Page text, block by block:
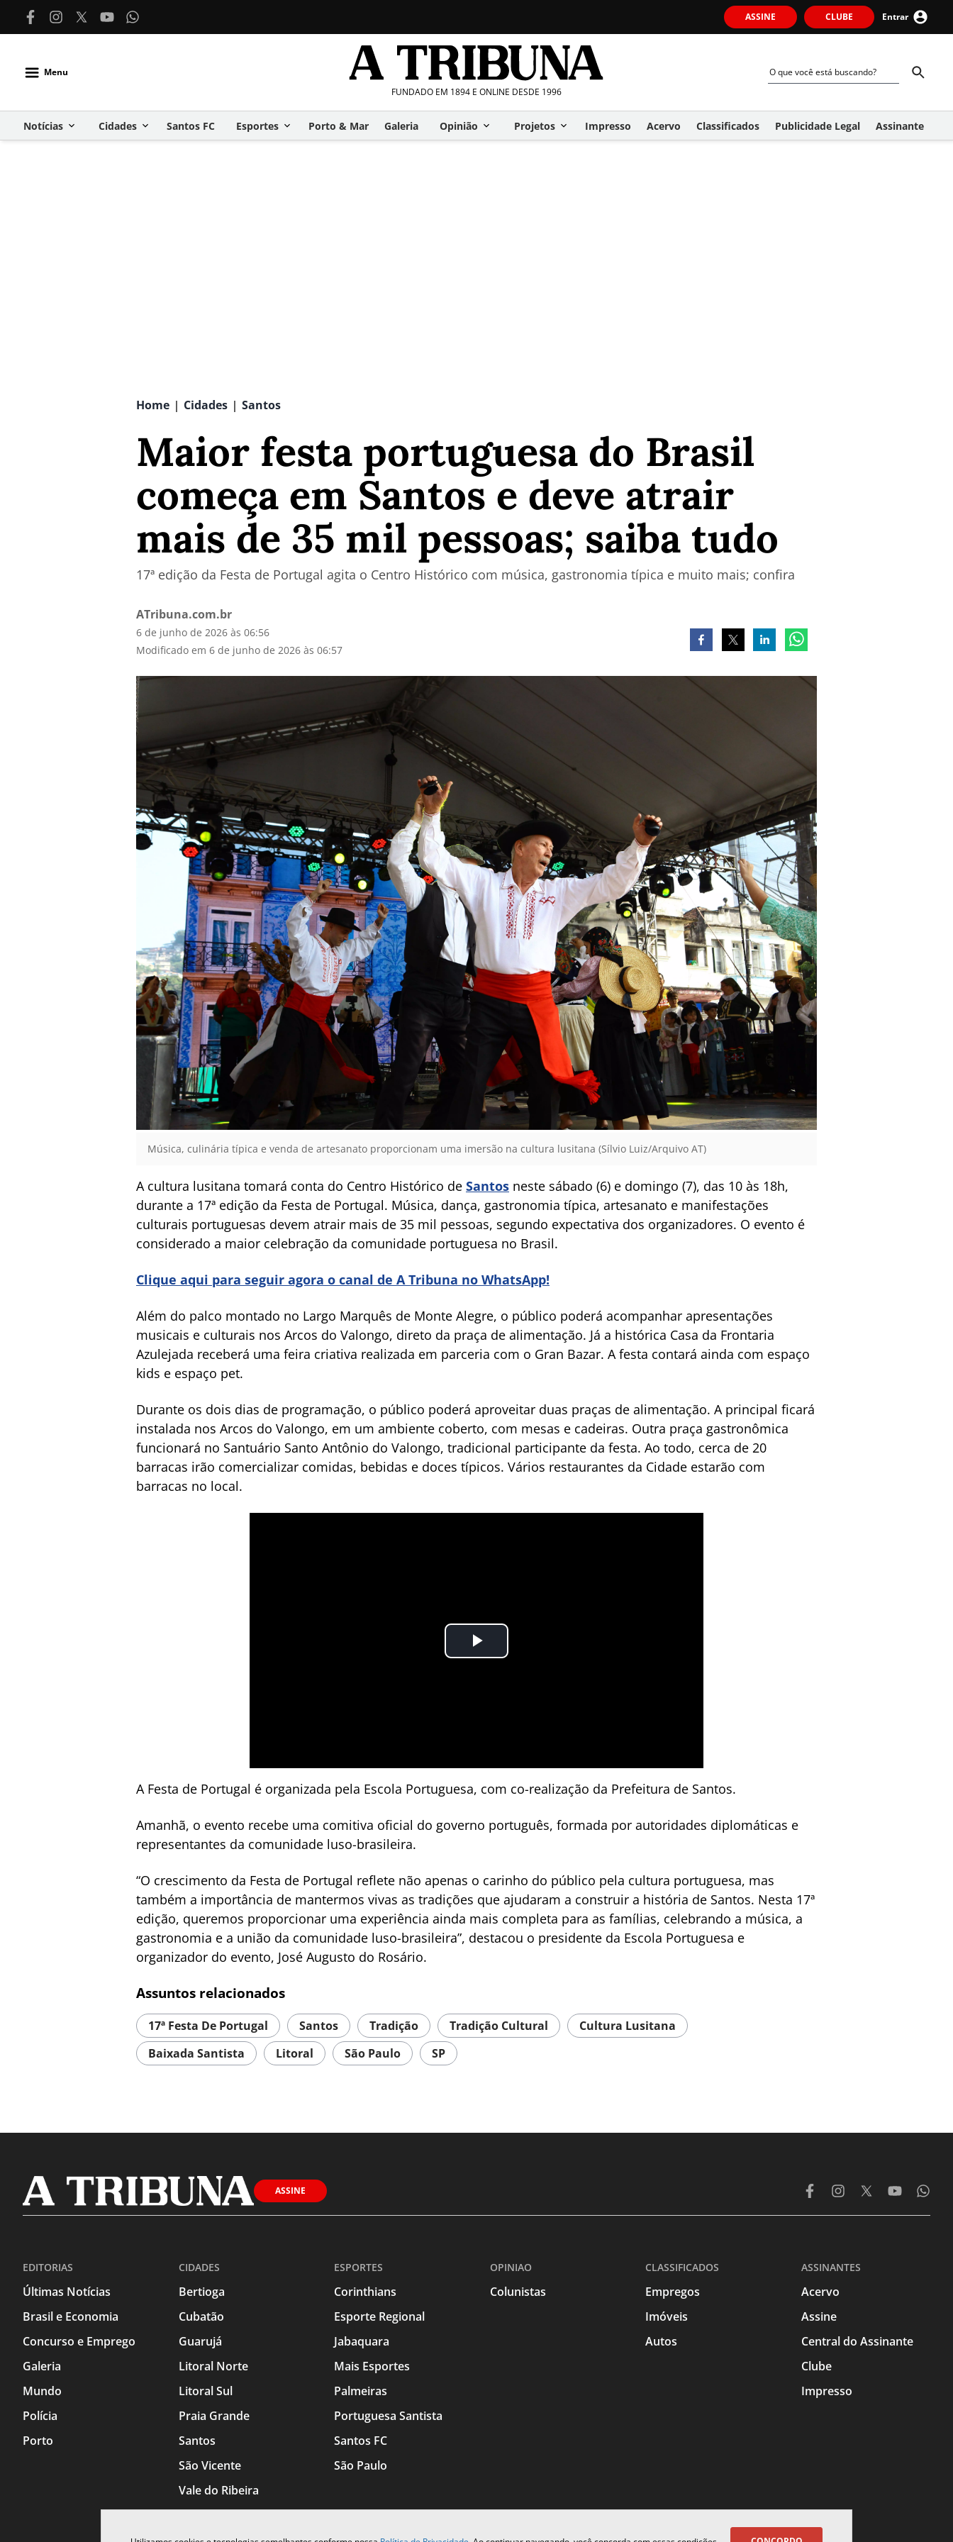
ASSINE CLUBE Entrar
Menu
FUNDADO EM 1894 E ONLINE DESDE 1996
Notícias Cidades Santos FC Esportes Porto & Mar Galeria Opinião Projetos Impresso Acervo Classificados Publicidade Legal Assinante
Home | Cidades | Santos
Maior festa portuguesa do Brasil
começa em Santos e deve atrair
mais de 35 mil pessoas; saiba tudo
17ª edição da Festa de Portugal agita o Centro Histórico com música, gastronomia típica e muito mais; confira
ATribuna.com.br
6 de junho de 2026 às 06:56
Modificado em 6 de junho de 2026 às 06:57
Música, culinária típica e venda de artesanato proporcionam uma imersão na cultura lusitana (Sílvio Luiz/Arquivo AT)
A cultura lusitana tomará conta do Centro Histórico de Santos neste sábado (6) e domingo (7), das 10 às 18h,
durante a 17ª edição da Festa de Portugal. Música, dança, gastronomia típica, artesanato e manifestações
culturais portuguesas devem atrair mais de 35 mil pessoas, segundo expectativa dos organizadores. O evento é
considerado a maior celebração da comunidade portuguesa no Brasil.
Clique aqui para seguir agora o canal de A Tribuna no WhatsApp!
Além do palco montado no Largo Marquês de Monte Alegre, o público poderá acompanhar apresentações
musicais e culturais nos Arcos do Valongo, direto da praça de alimentação. Já a histórica Casa da Frontaria
Azulejada receberá uma feira criativa realizada em parceria com o Gran Bazar. A festa contará ainda com espaço
kids e espaço pet.
Durante os dois dias de programação, o público poderá aproveitar duas praças de alimentação. A principal ficará
instalada nos Arcos do Valongo, em um ambiente coberto, com mesas e cadeiras. Outra praça gastronômica
funcionará no Santuário Santo Antônio do Valongo, tradicional participante da festa. Ao todo, cerca de 20
barracas irão comercializar comidas, bebidas e doces típicos. Vários restaurantes da Cidade estarão com
barracas no local.
A Festa de Portugal é organizada pela Escola Portuguesa, com co-realização da Prefeitura de Santos.
Amanhã, o evento recebe uma comitiva oficial do governo português, formada por autoridades diplomáticas e
representantes da comunidade luso-brasileira.
“O crescimento da Festa de Portugal reflete não apenas o carinho do público pela cultura portuguesa, mas
também a importância de mantermos vivas as tradições que ajudaram a construir a história de Santos. Nesta 17ª
edição, queremos proporcionar uma experiência ainda mais completa para as famílias, celebrando a música, a
gastronomia e a união da comunidade luso-brasileira”, destacou o presidente da Escola Portuguesa e
organizador do evento, José Augusto do Rosário.
Assuntos relacionados
17ª Festa De Portugal Santos Tradição Tradição Cultural
Cultura Lusitana
Baixada Santista
Litoral São Paulo SP
ASSINE
EDITORIAS
Últimas Notícias
Brasil e Economia
Concurso e Emprego
Galeria
Mundo
Polícia
Porto
CIDADES
Bertioga
Cubatão
Guarujá
Litoral Norte
Litoral Sul
Praia Grande
Santos
São Vicente
Vale do Ribeira
ESPORTES
Corinthians
Esporte Regional
Jabaquara
Mais Esportes
Palmeiras
Portuguesa Santista
Santos FC
São Paulo
OPINIAO
Colunistas
CLASSIFICADOS
Empregos
Imóveis
Autos
ASSINANTES
Acervo
Assine
Central do Assinante
Clube
Impresso